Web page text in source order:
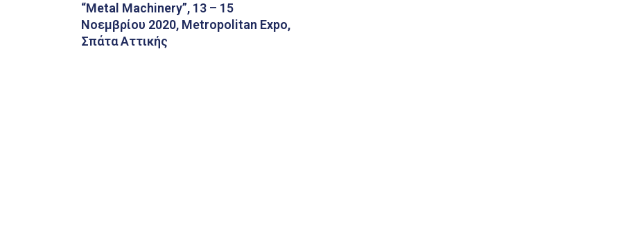
“Metal Machinery”, 13 – 15
Νοεμβρίου 2020, Metropolitan Expo,
Σπάτα Αττικής